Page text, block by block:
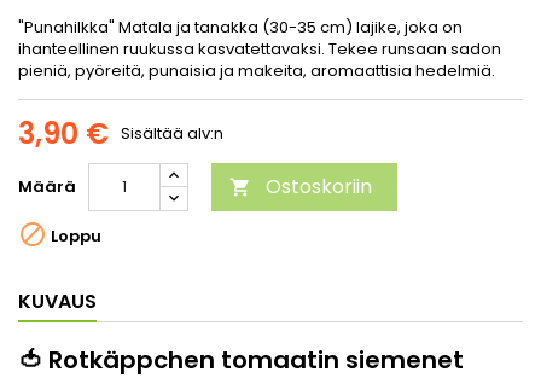
"Punahilkka" Matala ja tanakka (30-35 cm) lajike, joka on
ihanteellinen ruukussa kasvatettavaksi. Tekee runsaan sadon
pieniä, pyöreitä, punaisia ja makeita, aromaattisia hedelmiä.
3,90 € Sisältää alv:n
Määrä  Ostoskoriin
 Loppu
KUVAUS
🍅 Rotkäppchen tomaatin siemenet